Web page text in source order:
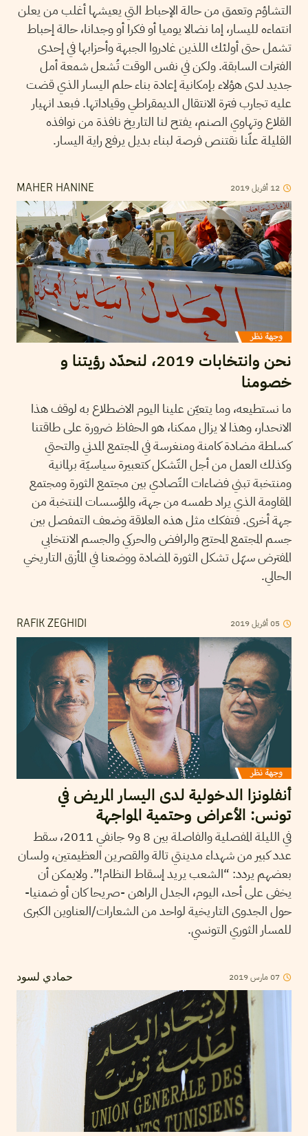
التشاؤم وتعمق من حالة الإحباط التي يعيشها أغلب من يعلن
انتماءه لليسار، إما نضالا يوميا أو فكرا أو وجدانا، حالة إحباط
تشمل حتى أولئك اللذين غادروا الجبهة وأحزابها في إحدى
الفترات السابقة. ولكن في نفس الوقت تُشعل شمعة أمل
جديد لدى هؤلاء بإمكانية إعادة بناء حلم اليسار الذي قضت
عليه تجارب فترة الانتقال الديمقراطي وقياداتها. فبعد انهيار
القلاع وتهاوي الصنم، يفتح لنا التاريخ نافذة من نوافذه
القليلة علّنا نقتنص فرصة لبناء بديل يرفع راية اليسار.
MAHER HANINE 12 أفريل2019
نحن وانتخابات 2019، لنحدّد رؤيتنا و
خصومنا
ما نستطيعه، وما يتعيّن علينا اليوم الاضطلاع به لوقف هذا
الانحدار، وهذا لا يزال ممكنا، هو الحفاظ ضرورة على طاقتنا
كسلطة مضادة كامنة ومنغرسة في المجتمع المدني والتحتي
وكذلك العمل من أجل التّشكل كتعبيرة سياسيّة برلمانية
ومنتخبة تبني فضاءات التّصادي بين مجتمع الثورة ومجتمع
المقاومة الذي يراد طمسه من جهة، والمؤسسات المنتخبة من
جهة أخرى. فتفكك مثل هذه العلاقة وضعف التمفصل بين
جسم المجتمع المحتج والرافض والحركي والجسم الانتخابي
المفترض سهّل تشكل الثورة المضادة ووضعنا في المأزق التاريخي
الحالي.
RAFIK ZEGHIDI 05أفريل2019
أنفلونزا الدخولية لدى اليسار المريض في
تونس: الأعراض وحتمية المواجهة
في الليلة المفصلية والفاصلة بين 8 و9 جانفي 2011، سقط
عدد كبير من شهداء مدينتي تالة والقصرين العظيمتين، ولسان
بعضهم يردد: “الشعب يريد إسقاط النظام!”. ولايمكن أن
يخفى على أحد، اليوم، الجدل الراهن -صريحا كان أو ضمنيا-
حول الجدوى التاريخية لواحد من الشعارات/العناوين الكبرى
للمسار الثوري التونسي.
حمادي لسود 07مارس2019